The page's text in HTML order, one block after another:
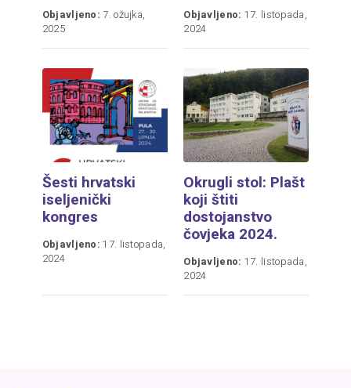
Objavljeno: 7. ožujka,
2025
Objavljeno: 17. listopada,
2024
Šesti hrvatski
iseljenički
kongres
Objavljeno: 17. listopada,
2024
Okrugli stol: Plašt
koji štiti
dostojanstvo
čovjeka 2024.
Objavljeno: 17. listopada,
2024